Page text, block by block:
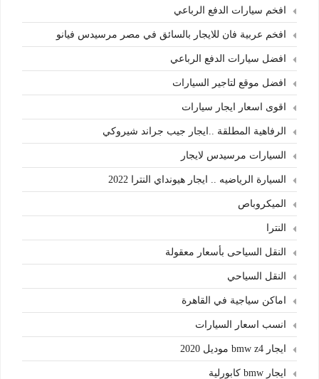
افخم سيارات الدفع الرباعي
افخم عربية فان للايجار بالسائق في مصر مرسيدس فيانو
افضل سيارات الدفع الرباعي
افضل موقع لتاجير السيارات
اقوى اسعار ايجار سيارات
الرفاهية المطلقة ..ايجار جيب جراند شيروكي
السيارات مرسيدس لايجار
السيارة الرياضيه .. ايجار هيونداي النترا 2022
الميكروباص
النترا
النقل السياحى بأسعار معقولة
النقل السياحي
اماكن سياجية في القاهرة
انسب اسعار السيارات
ايجار bmw z4 موديل 2020
ايجار bmw كابورلية